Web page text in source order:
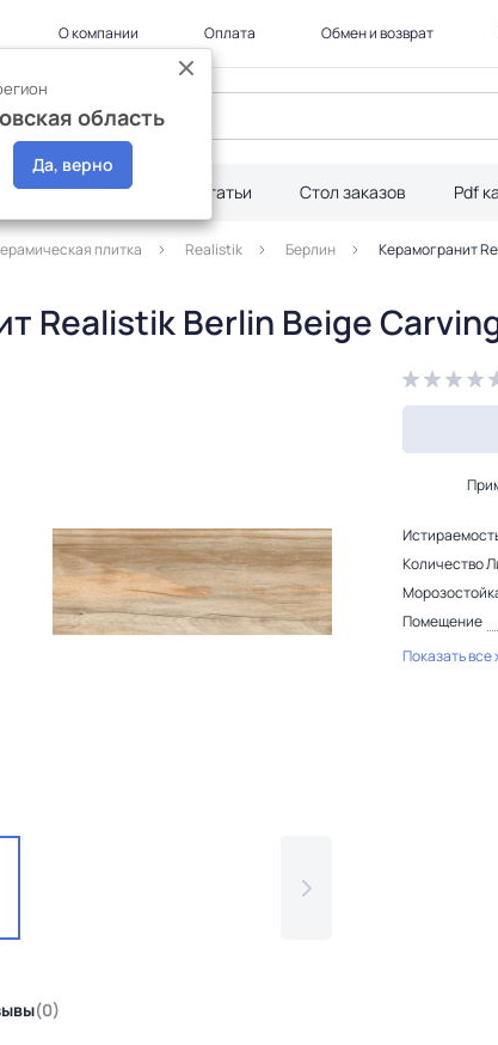
область
Да, верно
О компании Оплата Обмен и возврат
Акции Статьи Стол заказов Pdf
плитка Realistik Берлин Керамогранит
Realistik Berlin Beige
Количество
Помещение
Показать все
(0)